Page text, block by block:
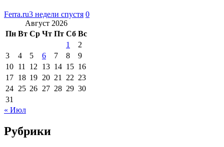
Ferra.ru3 недели спустя 0
Август 2026
Пн Вт Ср Чт Пт Сб Вс
1
2
3
4 5 6 7 8
9
10 11 12 13 14 15 16
17 18 19 20 21 22 23
24 25 26 27 28 29 30
31
« Июл
Рубрики